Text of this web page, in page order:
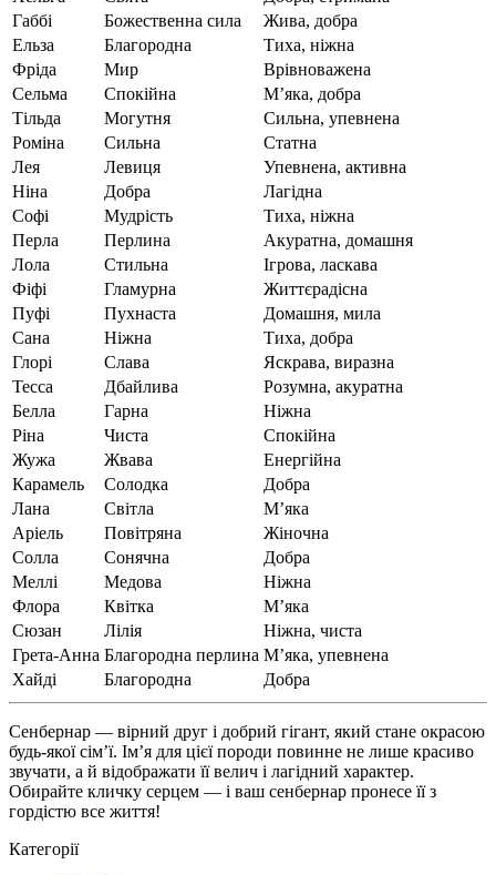
Габбі
Божественна сила
Жива, добра
Ельза
Благородна
Тиха, ніжна
Фріда
Мир
Врівноважена
Сельма
Спокійна
М’яка, добра
Тільда
Могутня
Сильна, упевнена
Роміна
Сильна
Статна
Лея
Левиця
Упевнена, активна
Ніна
Добра
Лагідна
Софі
Мудрість
Тиха, ніжна
Перла
Перлина
Акуратна, домашня
Лола
Стильна
Ігрова, ласкава
Фіфі
Гламурна
Життєрадісна
Пуфі
Пухнаста
Домашня, мила
Сана
Ніжна
Тиха, добра
Глорі
Слава
Яскрава, виразна
Тесса
Дбайлива
Розумна, акуратна
Белла
Гарна
Ніжна
Ріна
Чиста
Спокійна
Жужа
Жвава
Енергійна
Карамель
Солодка
Добра
Лана
Світла
М’яка
Аріель
Повітряна
Жіночна
Солла
Сонячна
Добра
Меллі
Медова
Ніжна
Флора
Квітка
М’яка
Сюзан
Лілія
Ніжна, чиста
Грета-Анна Благородна перлина М’яка, упевнена
Хайді
Благородна Добра
Сенбернар — вірний друг і добрий гігант, який стане окрасою
будь-якої сім’ї. Ім’я для цієї породи повинне не лише красиво
звучати, а й відображати її велич і лагідний характер.
Обирайте кличку серцем — і ваш сенбернар пронесе її з
гордістю все життя!
Категорії